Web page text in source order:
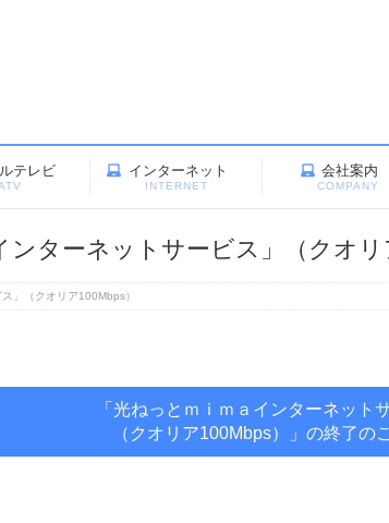
テレビ インターネット
INTERNET
会社案内
COMPANY
ンターネットサービス」（クオリ
」（クオリア100Mbps）
「光ねっとｍｉｍａインターネット
（クオリア100Mbps）」の終了の